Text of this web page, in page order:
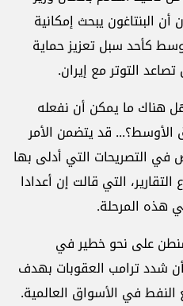
أن البنتاغون يبحث إمكانية
كأحد سبل تعزيز حماية
التوتر مع إيران.
هناك ما يمكن أن نفعله
الأوسط؟... قد يتضمن الأمر
في التصريحات التي أدلى بها
التي قالت إن أعدادا
هذه المرحلة.
على نحو خطير في
أن شدد ترامب العقوبات بهدف
النفط في الأسواق العالمية.